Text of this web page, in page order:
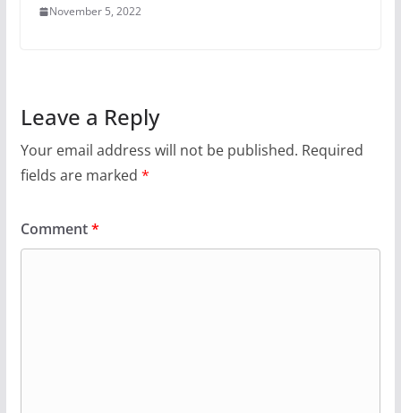
November 5, 2022
Leave a Reply
Your email address will not be published. Required
fields are marked *
Comment*